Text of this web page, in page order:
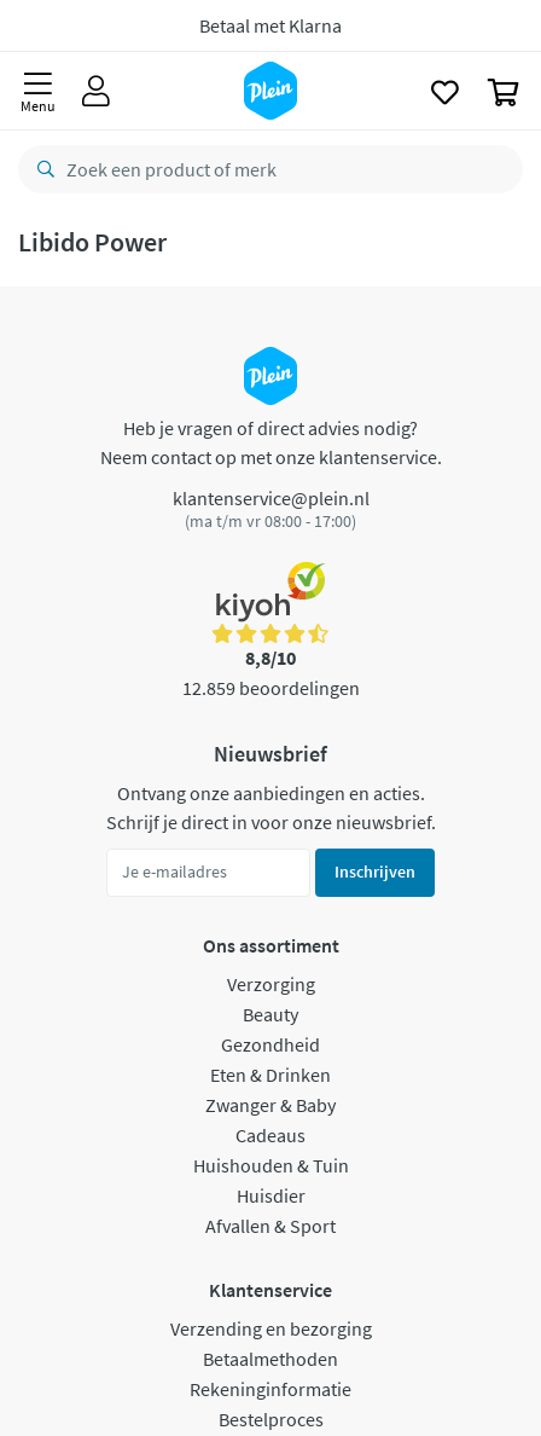
Betaal met Klarna
Menu
Libido Power
Heb je vragen of direct advies nodig?
Neem contact op met onze klantenservice.
klantenservice@plein.nl
(ma t/m vr 08:00 - 17:00)
8,8/10
12.859 beoordelingen
Nieuwsbrief
Ontvang onze aanbiedingen en acties.
Schrijf je direct in voor onze nieuwsbrief.
Inschrijven
Ons assortiment
Verzorging
Beauty
Gezondheid
Eten & Drinken
Zwanger & Baby
Cadeaus
Huishouden & Tuin
Huisdier
Afvallen & Sport
Klantenservice
Verzending en bezorging
Betaalmethoden
Rekeninginformatie
Bestelproces